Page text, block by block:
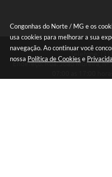
Congonhas do Norte / MG e os
usa cookies para melhorar a sua
navegação. Ao continuar você
nossa Política de Cookies e
Endereço: Rua: João Moreira, nº
07:00 as 17:00